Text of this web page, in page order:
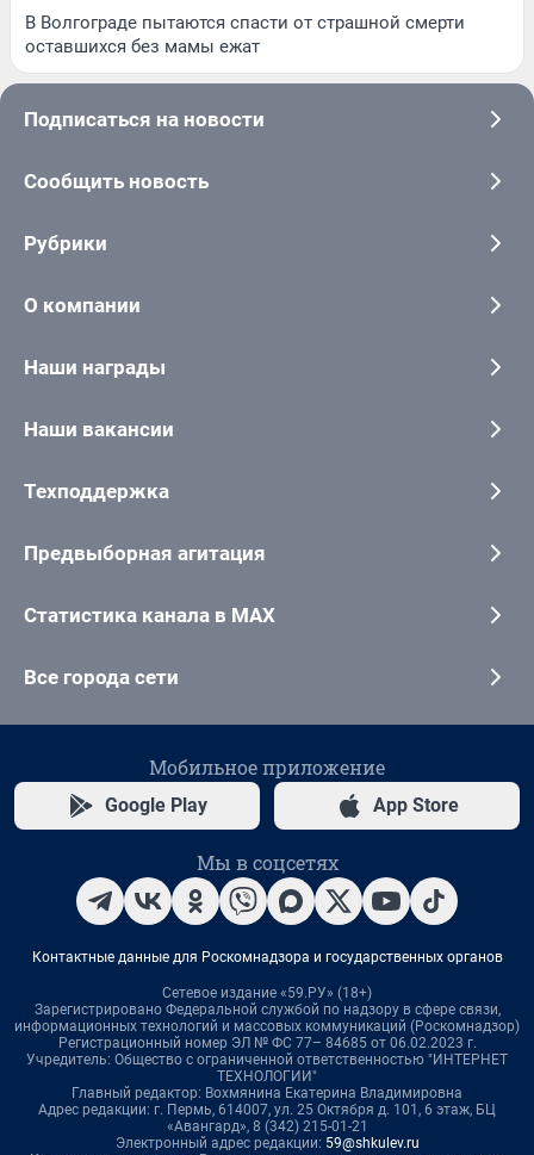
В Волгограде пытаются спасти от страшной смерти
оставшихся без мамы ежат
Подписаться на новости
Сообщить новость
Рубрики
О компании
Наши награды
Наши вакансии
Техподдержка
Предвыборная агитация
Статистика канала в MAX
Все города сети
Мобильное приложение
Google Play App Store
Мы в соцсетях
Контактные данные для Роскомнадзора и государственных органов
Сетевое издание «59.РУ» (18+)
Зарегистрировано Федеральной службой по надзору в сфере связи,
информационных технологий и массовых коммуникаций (Роскомнадзор)
Регистрационный номер ЭЛ № ФС 77– 84685 от 06.02.2023 г.
Учредитель: Общество с ограниченной ответственностью "ИНТЕРНЕТ
ТЕХНОЛОГИИ"
Главный редактор: Вохмянина Екатерина Владимировна
Адрес редакции: г. Пермь, 614007, ул. 25 Октября д. 101, 6 этаж, БЦ
«Авангард», 8 (342) 215-01-21
Электронный адрес редакции: 59@shkulev.ru